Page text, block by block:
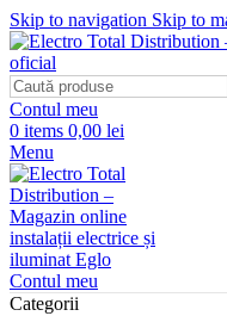
Skip to navigation Skip to
Contul meu
0 items 0,00 lei
Menu
Contul meu
Categorii